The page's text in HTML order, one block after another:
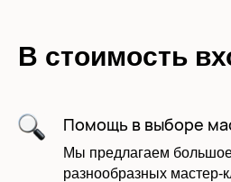
В стоимость
Помощь в выборе
Мы предлагаем
разнообразных мастер-